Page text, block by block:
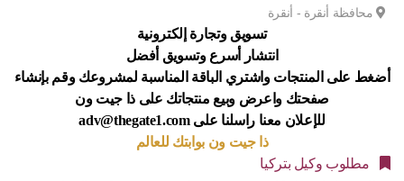
محافظة أنقرة - أنقرة
تسويق وتجارة إلكترونية
انتشار أسرع وتسويق أفضل
أضغط على المنتجات واشتري الباقة المناسبة لمشروعك وقم بإنشاء
صفحتك واعرض وبيع منتجاتك على ذا جيت ون
adv@thegate1.com للإعلان معنا راسلنا على
ذا جيت ون بوابتك للعالم
مطلوب وكيل بتركيا